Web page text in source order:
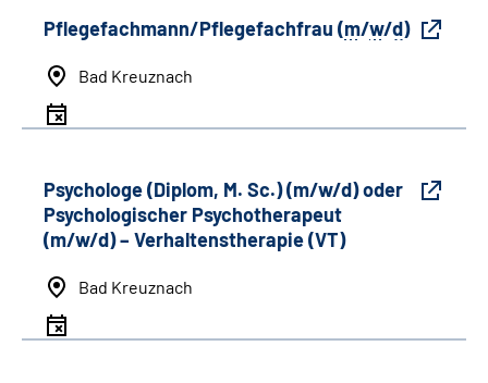
Pflegefachmann/Pflegefachfrau (m/w/d)
Bad Kreuznach
Psychologe (Diplom, M. Sc.) (m/w/d) oder
Psychologischer Psychotherapeut
(m/w/d) – Verhaltenstherapie (VT)
Bad Kreuznach